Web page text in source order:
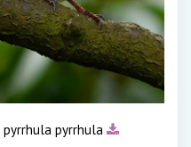
pyrrhula pyrrhula